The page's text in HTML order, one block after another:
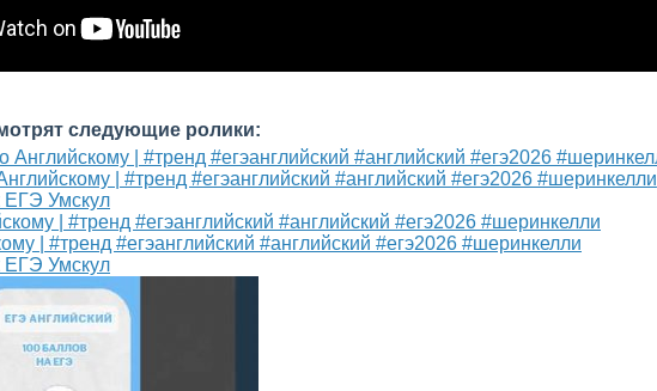
следующие ролики:
| #тренд #егэанглийский #английский #егэ2026 #шеринкелли
ЕГЭ Умскул
| #тренд #егэанглийский #английский #егэ2026 #шеринкелли
ЕГЭ Умскул